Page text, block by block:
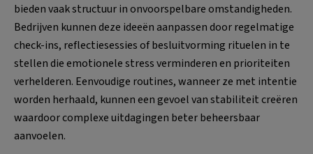
bieden vaak structuur in onvoorspelbare omstandigheden.
Bedrijven kunnen deze ideeën aanpassen door regelmatige
check-ins, reflectiesessies of besluitvorming rituelen in te
stellen die emotionele stress verminderen en prioriteiten
verhelderen. Eenvoudige routines, wanneer ze met intentie
worden herhaald, kunnen een gevoel van stabiliteit creëren
waardoor complexe uitdagingen beter beheersbaar
aanvoelen.